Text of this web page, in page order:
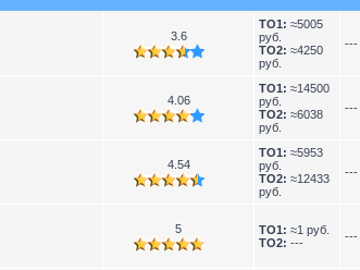
3.6
TO1: ≈5005
руб.
TO2: ≈4250
руб.
---
4.06
TO1: ≈14500
руб.
TO2: ≈6038
руб.
---
4.54
TO1: ≈5953
руб.
TO2: ≈12433
руб.
---
5 TO1: ≈1 руб.
TO2: --- ---